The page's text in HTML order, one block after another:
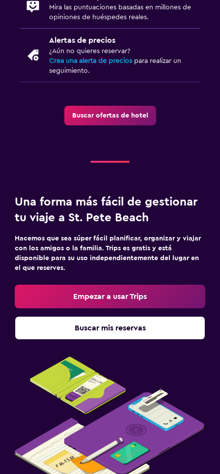
Mira las puntuaciones basadas en millones de
opiniones de huéspedes reales.
Alertas de precios
¿Aún no quieres reservar?
Crea una alerta de precios para realizar un
seguimiento.
Buscar ofertas de hotel
Una forma más fácil de gestionar
tu viaje a St. Pete Beach
Hacemos que sea súper fácil planificar, organizar y viajar
con los amigos o la familia. Trips es gratis y está
disponible para su uso independientemente del lugar en
el que reserves.
Empezar a usar Trips
Buscar mis reservas